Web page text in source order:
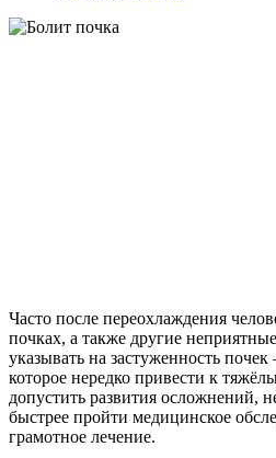
Часто после переохлаждения
почках, а также другие
указывать на застуженность
которое нередко привести к
допустить развития осложнений,
быстрее пройти медицинское
грамотное лечение.